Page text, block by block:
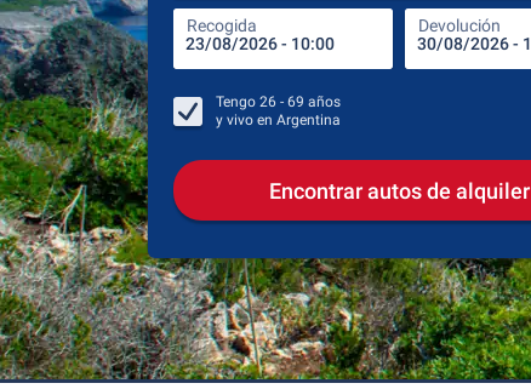
Recogida Devolución
Tengo 26 - 69 años
y vivo en Argentina
Encontrar autos de alquiler